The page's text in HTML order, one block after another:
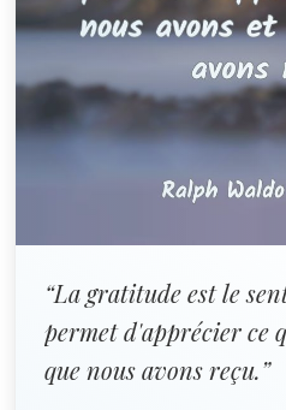
“La gratitude est le
permet d'apprécier ce
que nous avons reçu.”